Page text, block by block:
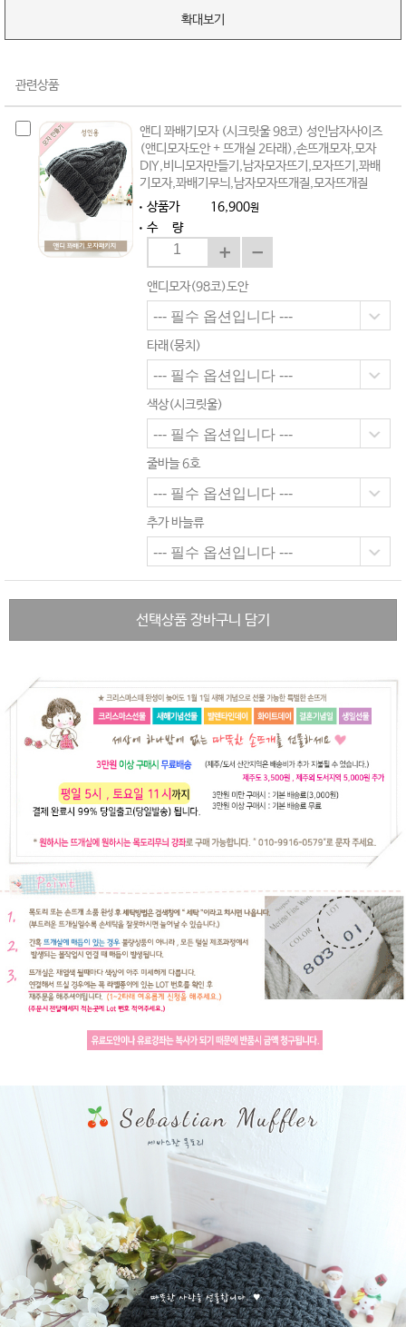
확대보기
관련상품
앤디 꽈배기모자 (시크릿울 98코) 성인남자사이즈
(앤디모자도안 + 뜨개실 2타래),손뜨개모자,모자
DIY,비니모자만들기,남자모자뜨기,모자뜨기,꽈배
기모자,꽈배기무늬,남자모자뜨개질,모자뜨개질
상품가
16,900원
수 량
앤디모자(98코)도안
타래(뭉치)
색상(시크릿울)
줄바늘 6호
추가 바늘류
선택상품 장바구니 담기